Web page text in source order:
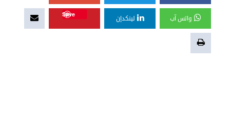
واتس آب لينكدإن
Save